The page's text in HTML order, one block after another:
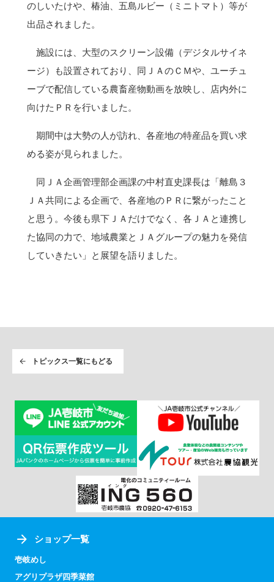
のしいたけや、椿油、五島ルビー（ミニトマト）等が
出品されました。
施設には、大型のスクリーン設備（デジタルサイネ
ージ）も設置されており、同ＪＡのＣＭや、ユーチュ
ーブで配信している農畜産物動画を放映し、店内外に
向けたＰＲを行いました。
期間中は大勢の人が訪れ、各産地の特産品を買い求
める姿が見られました。
同ＪＡ企画管理部企画課の中村直史課長は「離島３
ＪＡ共同による企画で、各産地のＰＲに繋がったこと
と思う。今後も県下ＪＡだけでなく、各ＪＡと連携し
た協同の力で、地域農業とＪＡグループの魅力を発信
していきたい」と展望を語りました。
トピックス一覧にもどる
ショップ一覧
壱岐めし
アグリプラザ四季菜館